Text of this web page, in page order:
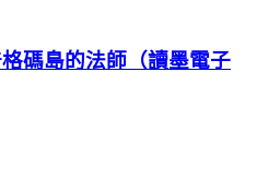
碼島的法師（讀墨電子